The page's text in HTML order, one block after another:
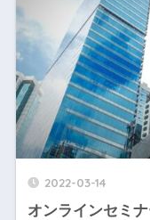
2022-03-14
オンラインセミ